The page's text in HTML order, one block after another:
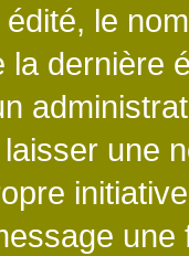
édité, le
la dernière
une
une